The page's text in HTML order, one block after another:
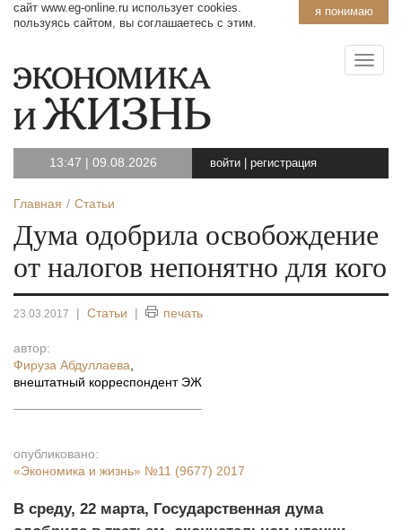
я понимаю
сайт www.eg-online.ru использует cookies.
пользуясь сайтом, вы соглашаетесь с этим.
13:47 | 09.08.2026 войти регистрация
Главная Статьи
Дума одобрила освобождение
от налогов непонятно для кого
23.03.2017 | Статьи | печать
автор:
Фируза Абдуллаева
внештатный корреспондент ЭЖ
опубликовано:
«Экономика и жизнь» №11 (9677) 2017
В среду, 22 марта, Государственная дума